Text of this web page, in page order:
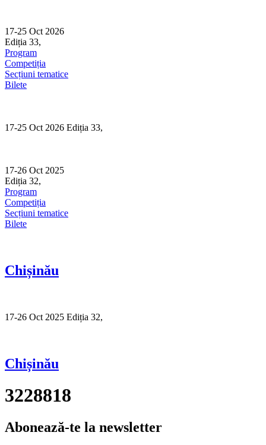
content
17-25 Oct 2026
Ediția 33,
Program
Competiția
Secțiuni tematice
Bilete
17-25 Oct 2026 Ediția 33,
17-26 Oct 2025
Ediția 32,
Program
Competiția
Secțiuni tematice
Bilete
Chișinău
17-26 Oct 2025 Ediția 32,
Chișinău
3228818
Abonează-te la newsletter